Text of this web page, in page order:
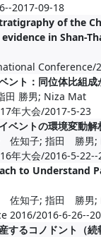
2017-09-18
of the
in Shan-
Conference/
ント：同位体比組
田 勝男; Niza Mat
年大会/2017-5-23
ベントの環境変動
佐知子; 指田 勝男;
年大会/2016-5-
to Understand
佐知子; 指田 勝男;
2016/2016-6-26--
するコノドント（続